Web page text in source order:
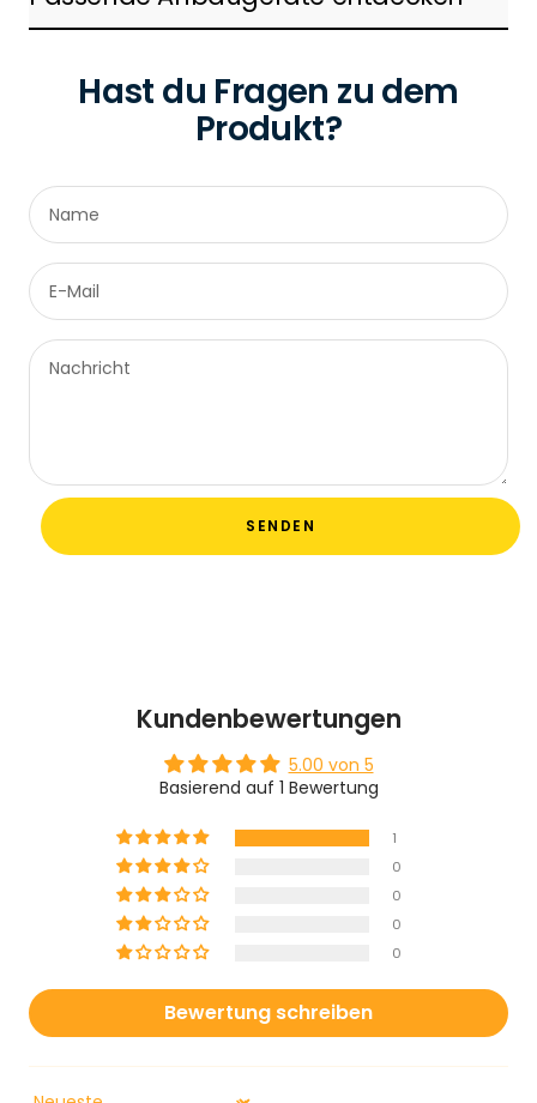
Hast du Fragen zu dem
Produkt?
Name
E-Mail
Nachricht
SENDEN
Kundenbewertungen
5.00 von 5
Basierend auf 1 Bewertung
1
0
0
0
0
Bewertung schreiben